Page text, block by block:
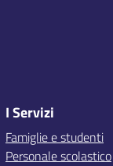
I Servizi
Famiglie e studenti
Personale scolastico